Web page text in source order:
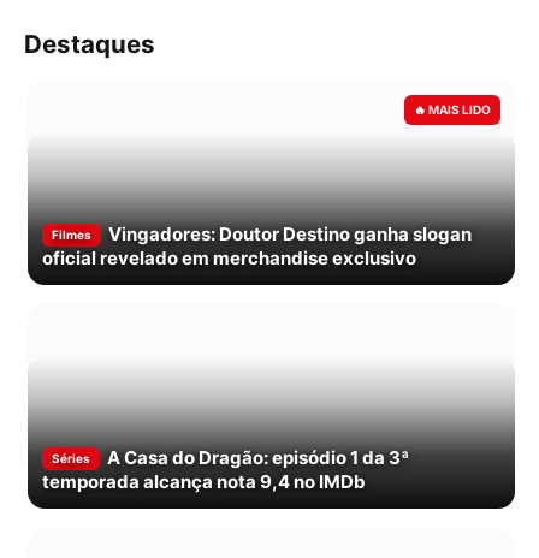
Destaques
Filmes
Vingadores: Doutor Destino ganha slogan
oficial revelado em merchandise exclusivo
Séries
A Casa do Dragão: episódio 1 da 3ª
temporada alcança nota 9,4 no IMDb